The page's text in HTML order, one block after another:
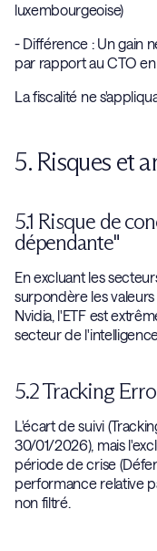
luxembourgeoise)
- Différence : Un gain
par rapport au CTO
La fiscalité ne
5. Risques et
5.1 Risque de
dépendante"
En excluant les
surpondère les
Nvidia, l'ETF est
secteur de
5.2 Tracking
L'écart de suivi
30/01/2026), mais
période de crise
performance relative
non filtré.